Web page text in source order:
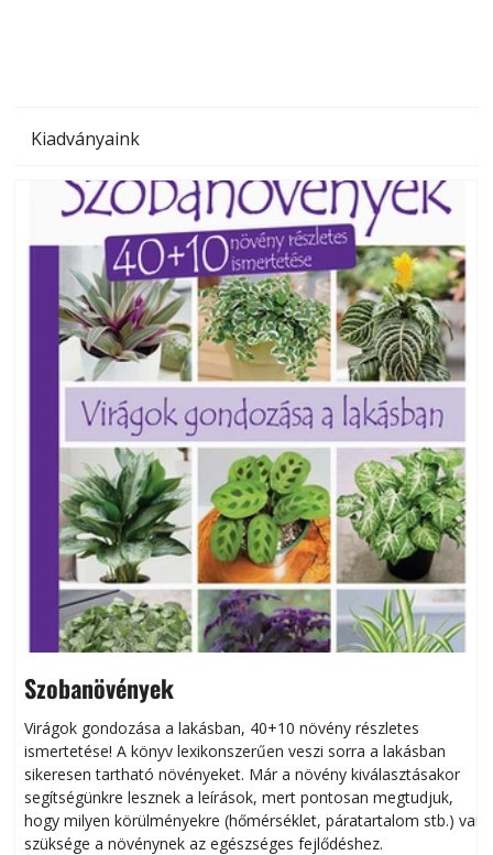
Kiadványaink
Szobanövények
Virágok gondozása a lakásban, 40+10 növény részletes
ismertetése! A könyv lexikonszerűen veszi sorra a lakásban
sikeresen tart­ha­tó növényeket. Már a növény kiválasztásakor
segítségünkre lesznek a leírások, mert pontosan megtudjuk,
hogy milyen körülményekre (hőmérséklet, páratartalom stb.) van
szüksége a növénynek az egészséges fejlődéshez.